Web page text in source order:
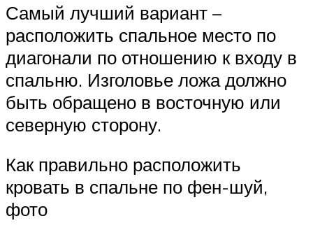
Самый лучший вариант –
расположить спальное место по
диагонали по отношению к входу в
спальню. Изголовье ложа должно
быть обращено в восточную или
северную сторону.
Как правильно расположить
кровать в спальне по фен-шуй,
фото